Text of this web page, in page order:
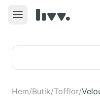
Hem/Butik/Tofflor/